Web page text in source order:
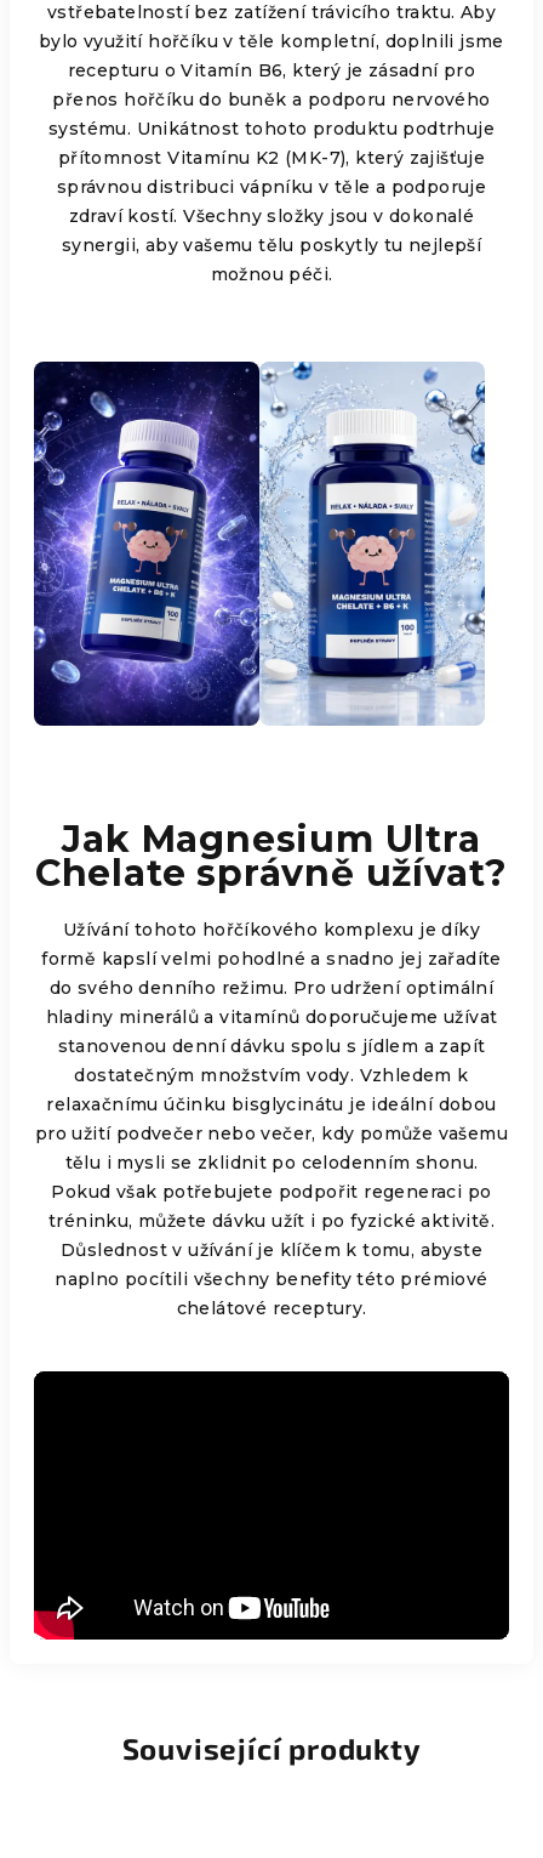
vstřebatelností bez zatížení trávicího traktu. Aby
bylo využití hořčíku v těle kompletní, doplnili jsme
recepturu o Vitamín B6, který je zásadní pro
přenos hořčíku do buněk a podporu nervového
systému. Unikátnost tohoto produktu podtrhuje
přítomnost Vitamínu K2 (MK-7), který zajišťuje
správnou distribuci vápníku v těle a podporuje
zdraví kostí. Všechny složky jsou v dokonalé
synergii, aby vašemu tělu poskytly tu nejlepší
možnou péči.
Jak Magnesium Ultra
Chelate správně užívat?
Užívání tohoto hořčíkového komplexu je díky
formě kapslí velmi pohodlné a snadno jej zařadíte
do svého denního režimu. Pro udržení optimální
hladiny minerálů a vitamínů doporučujeme užívat
stanovenou denní dávku spolu s jídlem a zapít
dostatečným množstvím vody. Vzhledem k
relaxačnímu účinku bisglycinátu je ideální dobou
pro užití podvečer nebo večer, kdy pomůže vašemu
tělu i mysli se zklidnit po celodenním shonu.
Pokud však potřebujete podpořit regeneraci po
tréninku, můžete dávku užít i po fyzické aktivitě.
Důslednost v užívání je klíčem k tomu, abyste
naplno pocítili všechny benefity této prémiové
chelátové receptury.
Související produkty